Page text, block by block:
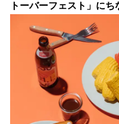
トーバーフェスト」に